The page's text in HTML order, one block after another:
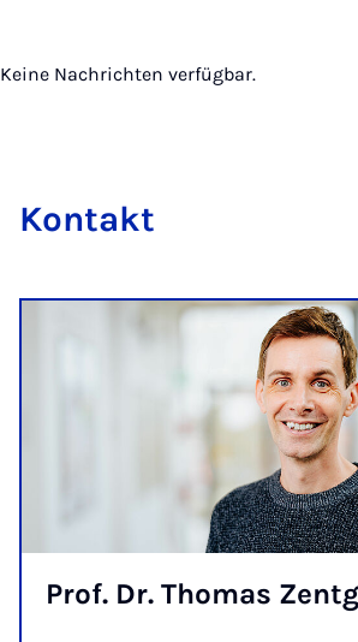
Keine Nachrichten verfügbar.
Kon­takt
Prof. Dr. Tho­mas